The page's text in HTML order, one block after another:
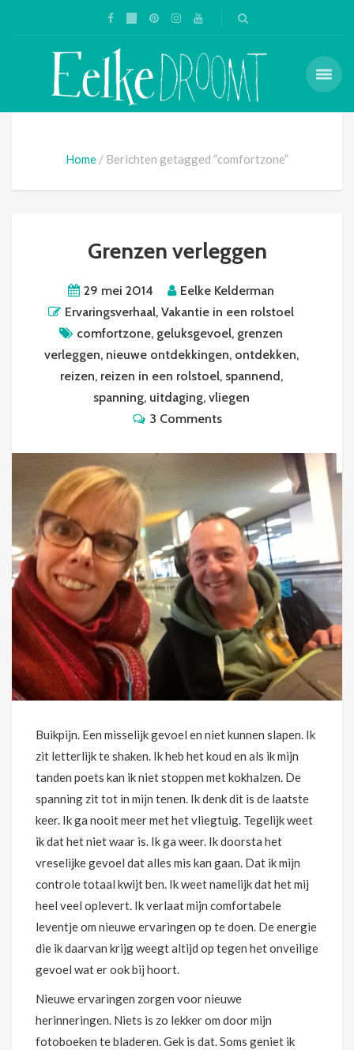
Home Berichten getagged “comfortzone”
Grenzen verleggen
29 mei 2014
Eelke Kelderman
Ervaringsverhaal, Vakantie in een rolstoel
comfortzone, geluksgevoel, grenzen
verleggen, nieuwe ontdekkingen, ontdekken,
reizen, reizen in een rolstoel, spannend,
spanning, uitdaging, vliegen
3 Comments
Buikpijn. Een misselijk gevoel en niet kunnen slapen. Ik
zit letterlijk te shaken. Ik heb het koud en als ik mijn
tanden poets kan ik niet stoppen met kokhalzen. De
spanning zit tot in mijn tenen. Ik denk dit is de laatste
keer. Ik ga nooit meer met het vliegtuig. Tegelijk weet
ik dat het niet waar is. Ik ga weer. Ik doorsta het
vreselijke gevoel dat alles mis kan gaan. Dat ik mijn
controle totaal kwijt ben. Ik weet namelijk dat het mij
heel veel oplevert. Ik verlaat mijn comfortabele
leventje om nieuwe ervaringen op te doen. De energie
die ik daarvan krijg weegt altijd op tegen het onveilige
gevoel wat er ook bij hoort.
Nieuwe ervaringen zorgen voor nieuwe
herinneringen. Niets is zo lekker om door mijn
fotoboeken te bladeren. Gek is dat. Soms geniet ik